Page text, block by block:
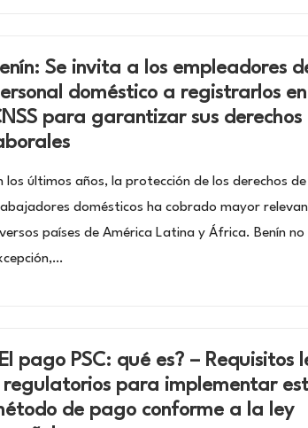
Se invita a los empleadores
doméstico a registrarlos
para garantizar sus derechos
los últimos años, la protección de los derechos de
domésticos ha cobrado mayor
países de América Latina y África. Benín no
pago PSC: qué es? – Requisitos
regulatorios para implementar
de pago conforme a la ley